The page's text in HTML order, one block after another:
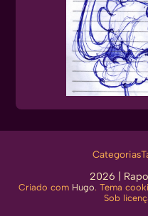
Categorias
2026 |
Criado com Hugo. Tema
Sob